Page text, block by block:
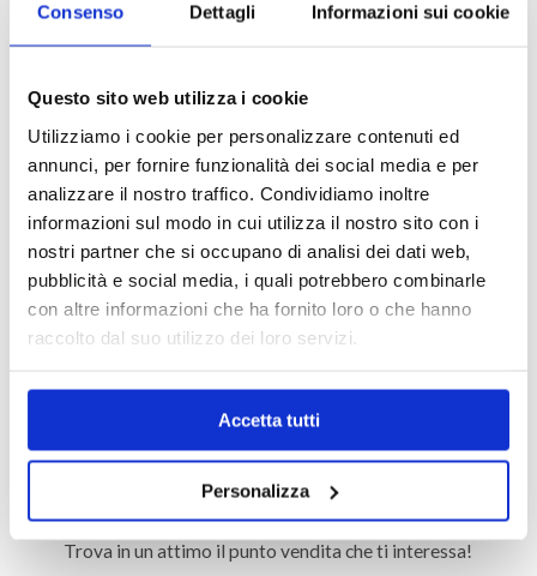
Consenso Dettagli Informazioni sui cookie
Questo sito web utilizza i cookie
Utilizziamo i cookie per personalizzare contenuti ed
annunci, per fornire funzionalità dei social media e per
analizzare il nostro traffico. Condividiamo inoltre
informazioni sul modo in cui utilizza il nostro sito con i
nostri partner che si occupano di analisi dei dati web,
pubblicità e social media, i quali potrebbero combinarle
con altre informazioni che ha fornito loro o che hanno
raccolto dal suo utilizzo dei loro servizi.
Accetta tutti
Personalizza
MAPPA DEL CENTRO
Trova in un attimo il punto vendita che ti interessa!